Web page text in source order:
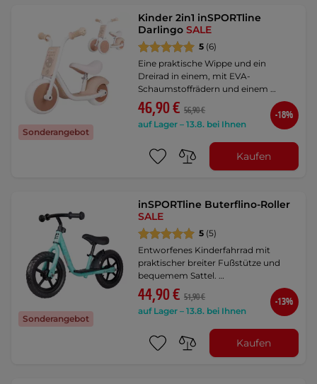
Sonderangebot
Kinder 2in1 inSPORTline
DarlingoSALE
5 (6)
Eine praktische Wippe und ein
Dreirad in einem, mit EVA-
Schaumstoffrädern und einem …
46,90 € 56,90 €
auf Lager – 13.8. bei Ihnen
-18%
Kaufen
Sonderangebot
inSPORTline Buterflino-Roller
SALE
5 (5)
Entworfenes Kinderfahrrad mit
praktischer breiter Fußstütze und
bequemem Sattel. …
44,90 € 51,90 €
auf Lager – 13.8. bei Ihnen
-13%
Kaufen